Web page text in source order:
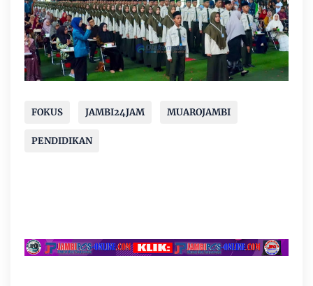
FOKUS JAMBI24JAM MUAROJAMBI
PENDIDIKAN